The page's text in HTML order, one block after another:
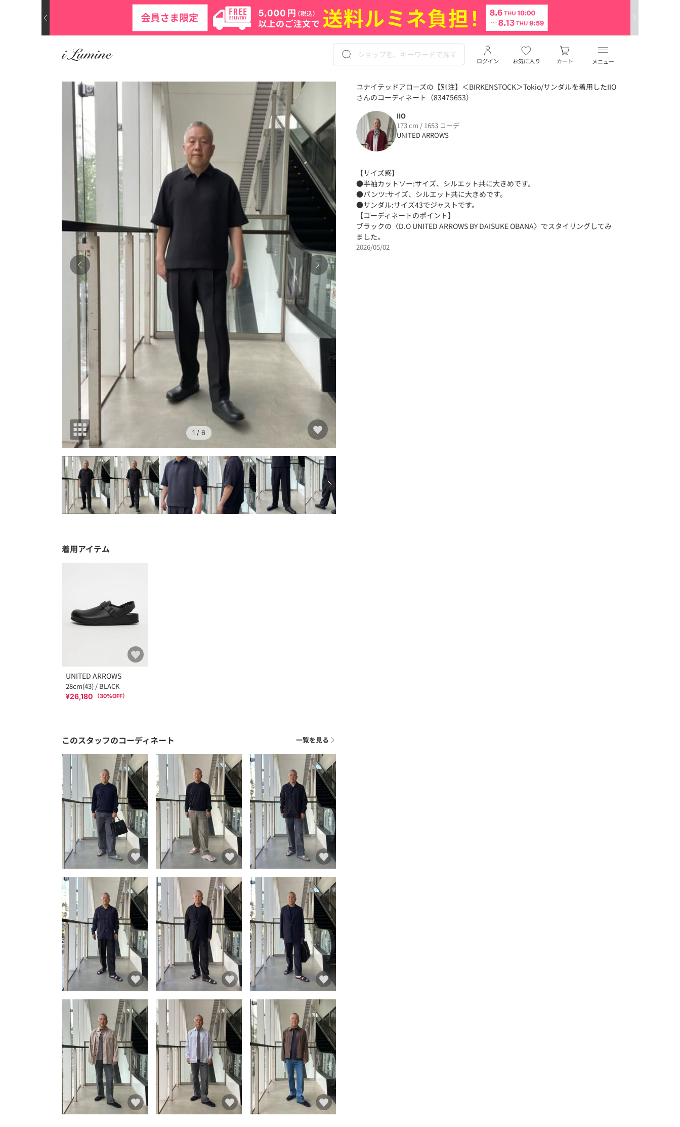
メニュー
お気に入り
ログイン カート
1 / 6
ユナイテッドアローズの【別注】＜BIRKENSTOCK＞Tokio/サンダルを着用したIIO
さんのコーディネート（83475653）
IIO
173 cm / 1653 コーデ
UNITED ARROWS
【サイズ感】
●半袖カットソー:サイズ、シルエット共に大きめです。
●パンツ:サイズ、シルエット共に大きめです。
●サンダル:サイズ43でジャストです。
【コーディネートのポイント】
ブラックの〈D.O UNITED ARROWS BY DAISUKE OBANA〉でスタイリングしてみ
ました。
2026/05/02
着用アイテム
UNITED ARROWS
28cm(43) / BLACK
¥26,180 （30%OFF）
このスタッフのコーディネート 一覧を見る